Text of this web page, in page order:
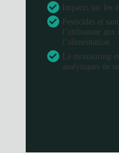
Impacts sur les
Pesticides et
l’utilisateur aux
l’alimentation
Le monitoring
analytiques de